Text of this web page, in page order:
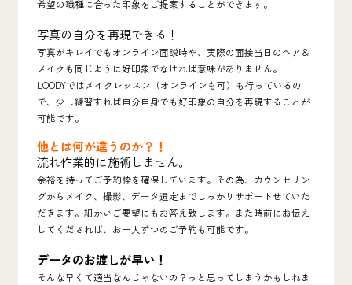
希望の職種に合った印象をご提案することができます。
写真の自分を再現できる！
写真がキレイでもオンライン面説時や、実際の面接当日のヘア＆
メイクも同じように好印象でなければ意味がありません。
LOODYではメイクレッスン（オンラインも可）も行っているの
で、少し練習すれば自分自身でも好印象の自分を再現することが
可能です。
他とは何が違うのか？！
流れ作業的に施術しません。
余裕を持ってご予約枠を確保しています。その為、カウンセリン
グからメイク、撮影、データ選定までしっかりサポートせていた
だきます。細かいご要望にもお答え致します。また時前にお伝え
してくだされば、お一人ずつのご予約も可能です。
データのお渡しが早い！
そんな早くて適当なんじゃないの？っと思ってしまうかもしれま